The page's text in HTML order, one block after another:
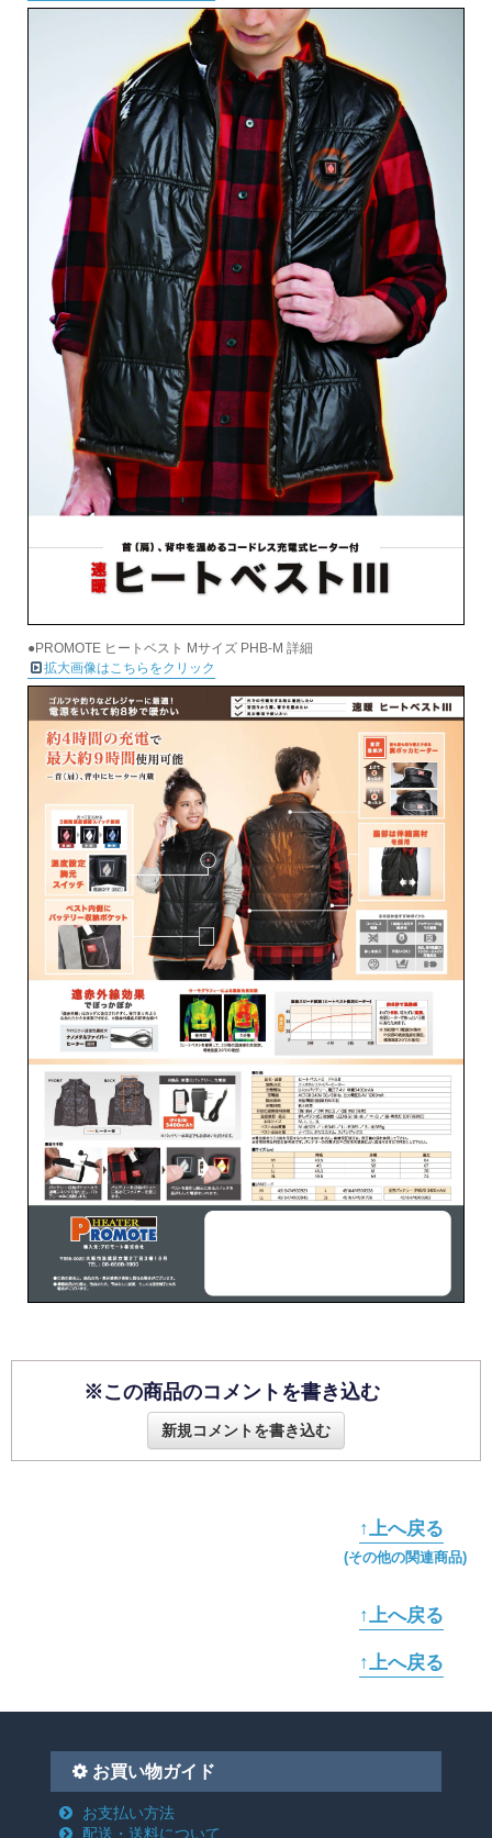
●PROMOTE ヒートベスト Mサイズ PHB-M 詳細
拡大画像はこちらをクリック
※この商品のコメントを書き込む
新規コメントを書き込む
↑上へ戻る
(その他の関連商品)
↑上へ戻る
↑上へ戻る
お買い物ガイド
お支払い方法
配送・送料について